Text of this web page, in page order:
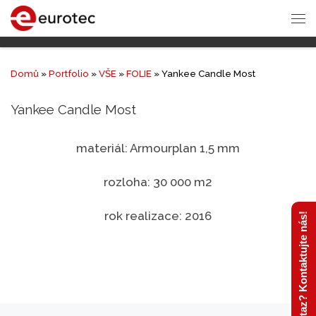
Domů »Portfolio »VŠE »FOLIE »Yankee Candle Most
Yankee Candle Most
materiál: Armourplan 1,5 mm
rozloha: 30 000 m2
rok realizace: 2016 Máte dotaz? Kontaktujte nás!